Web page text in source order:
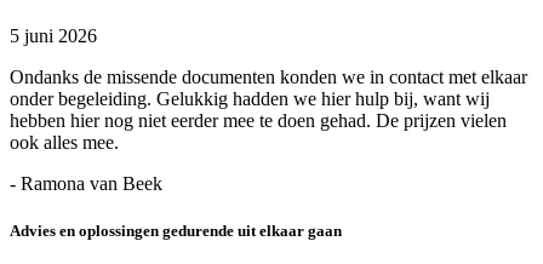
5 juni 2026
Ondanks de missende documenten konden we in contact met elkaar
onder begeleiding. Gelukkig hadden we hier hulp bij, want wij
hebben hier nog niet eerder mee te doen gehad. De prijzen vielen
ook alles mee.
- Ramona van Beek
Advies en oplossingen gedurende uit elkaar gaan